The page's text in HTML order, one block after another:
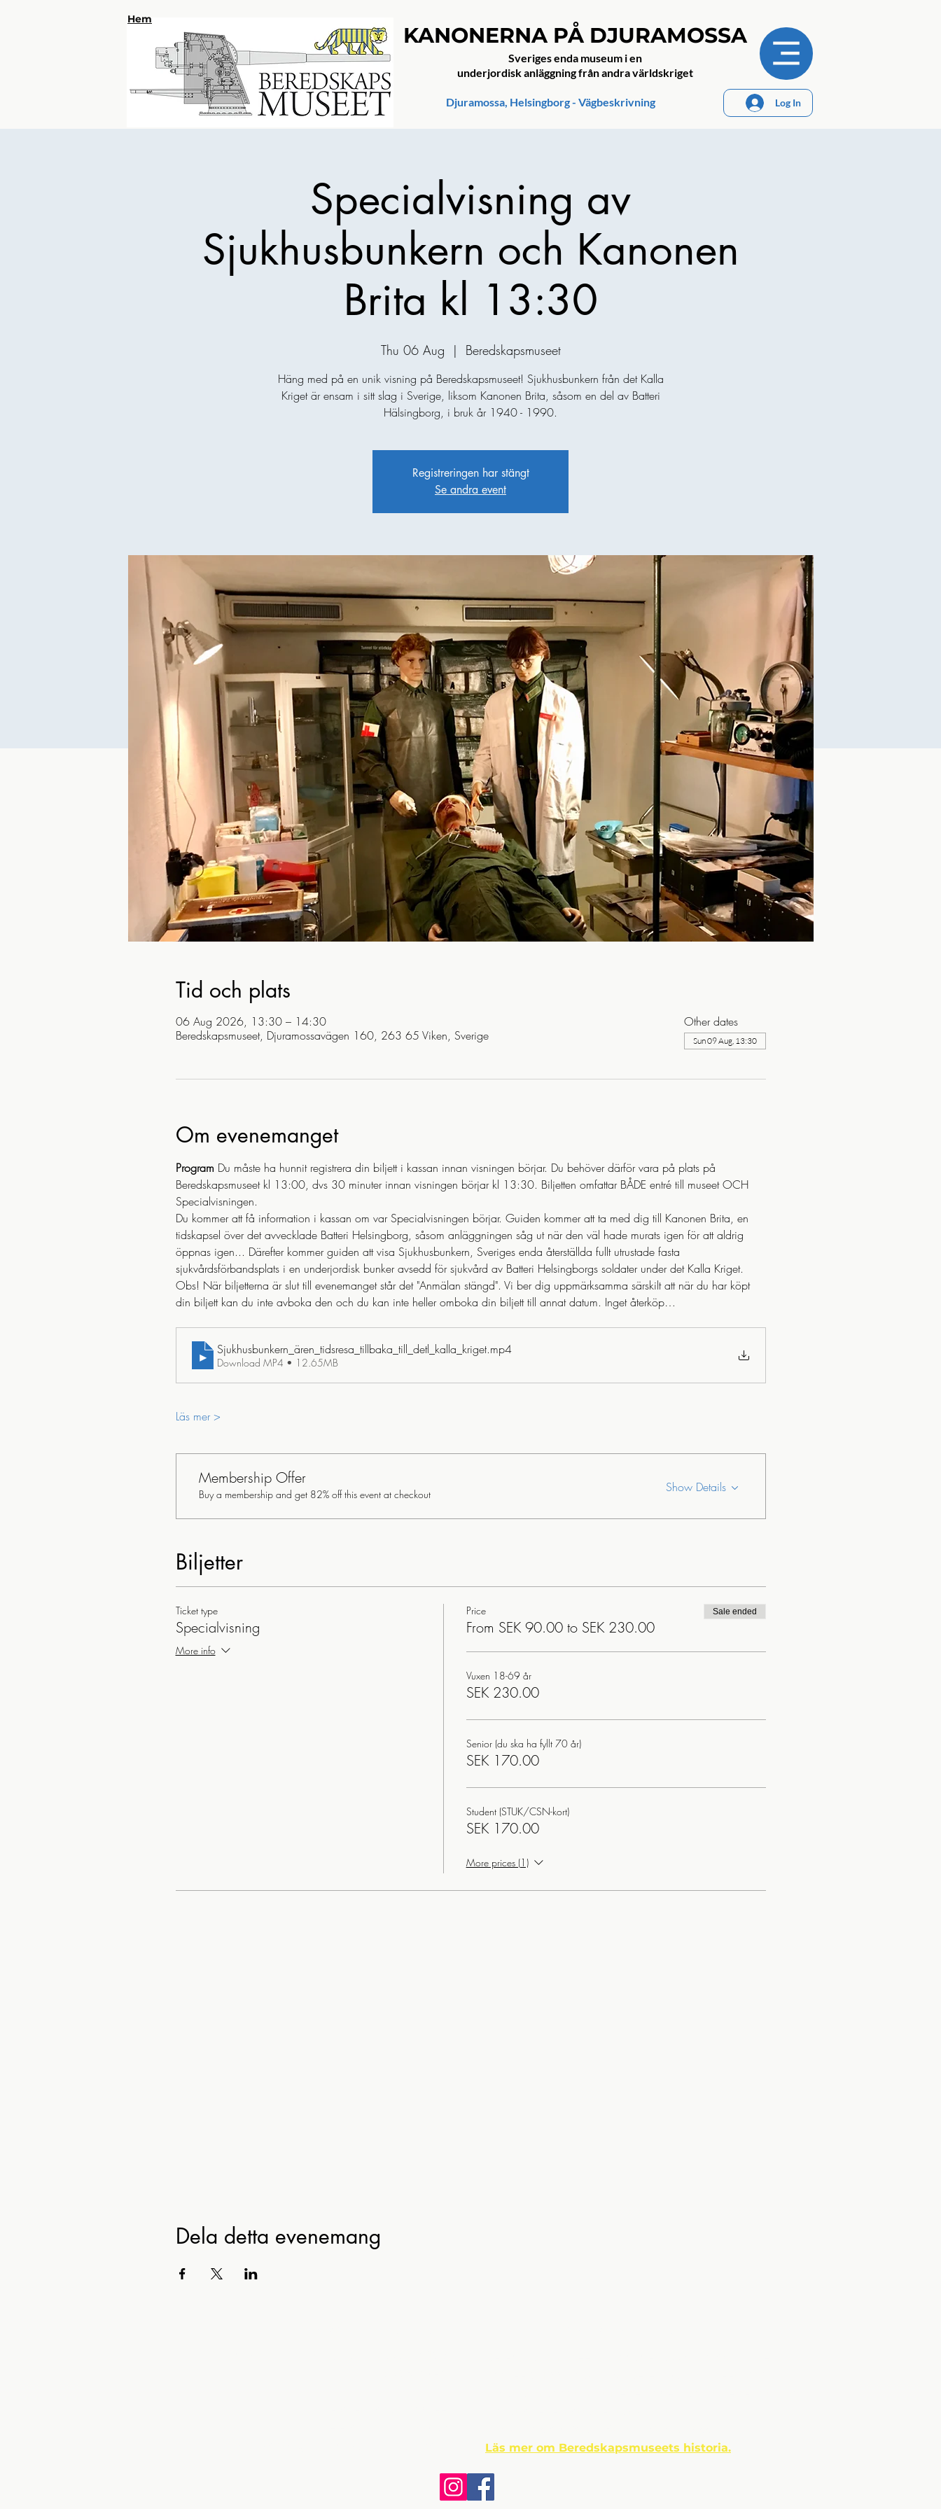
Hem
KANONERNA PÅ DJURAMOSSA
Sveriges enda museum i en
underjordisk anläggning från andra världskriget
Djuramossa, Helsingborg - Vägbeskrivning Log In
Specialvisning av
Sjukhusbunkern och Kanonen
Brita kl 13:30
Thu 06 Aug
  |
Beredskapsmuseet
Häng med på en unik visning på Beredskapsmuseet! Sjukhusbunkern från det Kalla
Kriget är ensam i sitt slag i Sverige, liksom Kanonen Brita, såsom en del av Batteri
Hälsingborg, i bruk år 1940 - 1990.
Registreringen har stängt
Se andra event
Tid och plats
06 Aug 2026, 13:30 – 14:30
Beredskapsmuseet, Djuramossavägen 160, 263 65 Viken, Sverige
Other dates
Sun 09 Aug, 13:30
Om evenemanget
Program Du måste ha hunnit registrera din biljett i kassan innan visningen börjar. Du behöver därför vara på plats på
Beredskapsmuseet kl 13:00, dvs 30 minuter innan visningen börjar kl 13:30. Biljetten omfattar BÅDE entré till museet OCH
Specialvisningen.
Du kommer att få information i kassan om var Specialvisningen börjar. Guiden kommer att ta med dig till Kanonen Brita, en
tidskapsel över det avvecklade Batteri Helsingborg, såsom anläggningen såg ut när den väl hade murats igen för att aldrig
öppnas igen... Därefter kommer guiden att visa Sjukhusbunkern, Sveriges enda återställda fullt utrustade fasta
sjukvårdsförbandsplats i en underjordisk bunker avsedd för sjukvård av Batteri Helsingborgs soldater under det Kalla Kriget.
Obs! När biljetterna är slut till evenemanget står det "Anmälan stängd". Vi ber dig uppmärksamma särskilt att när du har köpt
din biljett kan du inte avboka den och du kan inte heller omboka din biljett till annat datum. Inget återköp…
Sjukhusbunkern_ären_tidsresa_tillbaka_till_detl_kalla_kriget.mp4
Download MP4 • 12.65MB
Läs mer >
Membership Offer
Buy a membership and get 82% off this event at checkout Show Details
Biljetter
Ticket type
Specialvisning
More info
Price
From SEK 90.00 to SEK 230.00
Sale ended
Vuxen 18-69 år
SEK 230.00
Senior (du ska ha fyllt 70 år)
SEK 170.00
Student (STUK/CSN-kort)
SEK 170.00
More prices (1)
Dela detta evenemang
Läs mer om Beredskapsmuseets historia.